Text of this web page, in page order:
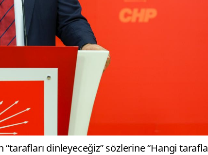
“tarafları dinleyeceğiz” sözlerine “Hangi